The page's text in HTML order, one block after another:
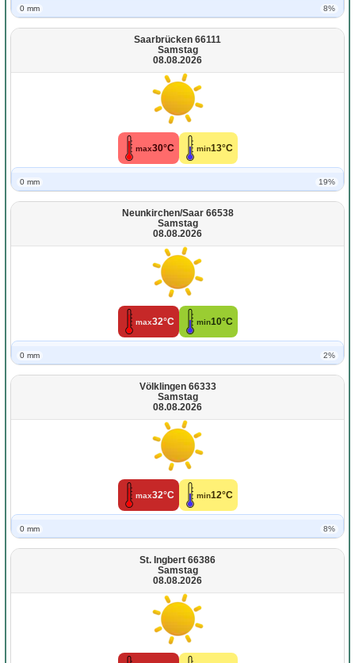
0 mm 8%
Saarbrücken 66111
Samstag
08.08.2026
max30°C min13°C
0 mm 19%
Neunkirchen/Saar 66538
Samstag
08.08.2026
max32°C min10°C
0 mm 2%
Völklingen 66333
Samstag
08.08.2026
max32°C min12°C
0 mm 8%
St. Ingbert 66386
Samstag
08.08.2026